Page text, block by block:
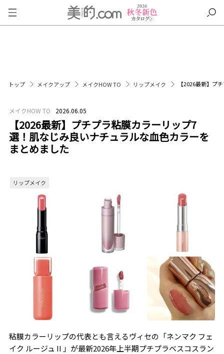
トップ メイクアップ メイクHOW TO リップメイク 【2026最新】プ
メイクHOW TO 2026.06.05
【2026最新】プチプラ粘膜カラーリップ7
選！肌なじみ良いナチュラルな血色カラーを
まとめました
リップメイク
粘膜カラーリップの代表とも言えるヴィセの「ネンマク フェ
イク ルージュ II 」が最新2026年上半期プチプラベスコスラン